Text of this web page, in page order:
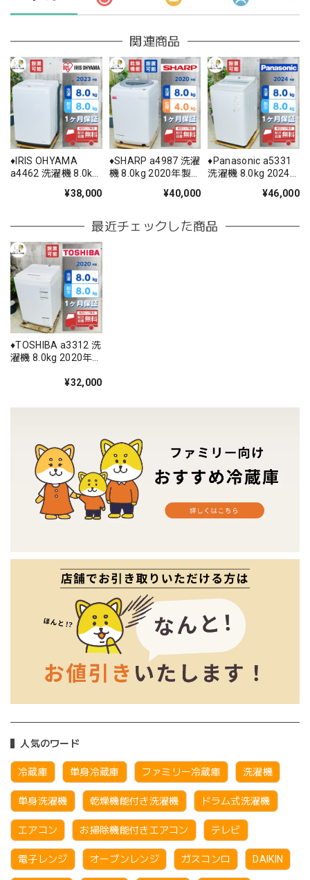
人気のワード
冷蔵庫 単身冷蔵庫 ファミリー冷蔵庫 洗濯機
単身洗濯機 乾燥機能付き洗濯機 ドラム式洗濯機
エアコン お掃除機能付きエアコン テレビ
電子レンジ オーブンレンジ ガスコンロ DAIKIN
関連商品
♦️IRIS OHYAMA
a4462 洗濯機 8.0kg
¥38,000
♦️SHARP a4987 洗濯
機 8.0kg 2020年製
¥40,000
♦️Panasonic a5331
洗濯機 8.0kg 2024
¥46,000
最近チェックした商品
♦️TOSHIBA a3312 洗
濯機 8.0kg 2020年
¥32,000